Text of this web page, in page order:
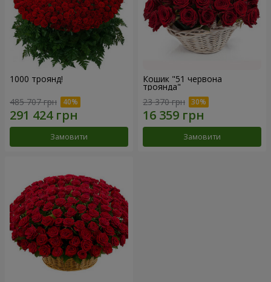
1000 троянд!
485 707 грн
Замовити
Кошик "51 червона
троянда"
23 370 грн
Замовити